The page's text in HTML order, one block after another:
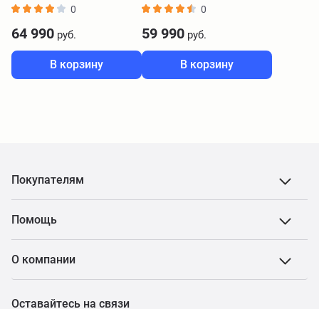
0
64 990 руб.
В корзину
0
59 990 руб.
В корзину
Покупателям
Помощь
О компании
Оставайтесь на связи